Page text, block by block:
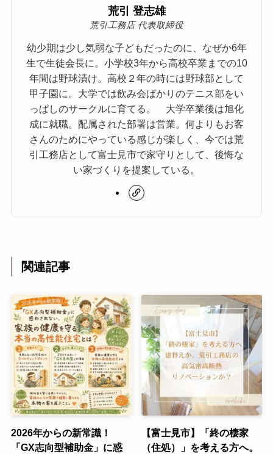
荒引 登志雄
荒引工務店 代表取締役
幼少期は少し気弱な子どもだったのに、なぜか6年
生で生徒会長に。小学校3年から高校卒業までの10
年間は野球漬け。高校２年の時には野球部として
甲子園に。大学では飲み会ばかりのテニス部をい
っぱしのサークルに育てる。 大学卒業後は旭化
成に就職。配属された部署は営業。何よりもお客
さんのためにやっている感じが楽しく、今では荒
引工務店として富士見市で家守りとして、後悔な
い家づくりを提案している。
関連記事
2026年からの新常識！
「GX志向型補助金」に惑
【富士見市】「終の棲家
（住処）」を考える方へ。